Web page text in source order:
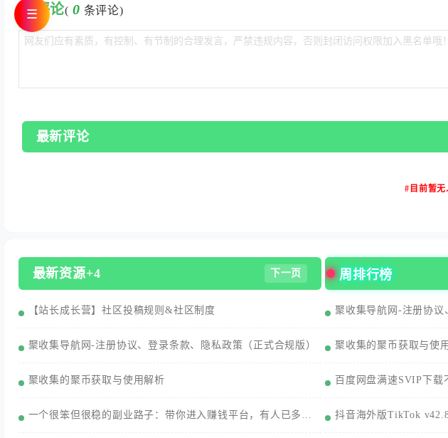
评论( 0 条评论)
最新评论
#目前暂
最新资源+4 下一页
【站长成长营】社区投稿规则&社区制度
聚收集导航网-注册协议、登录条款、隐私政策（正式合规版）
聚收集的聚币获取与使用解析
一个很笨但很稳的副业路子：带你进入赚钱平台，有人已多赚3000+/月
周排行榜
聚收集导航网-注册协议
聚收集的聚币获取与使
百度网盘满速SVIP下载
抖音海外版TikTok
☰